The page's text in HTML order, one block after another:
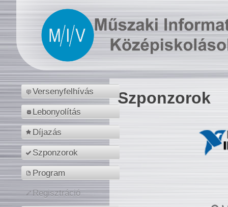
Versenyfelhívás
Lebonyolítás
Díjazás
Szponzorok
Program
Regisztráció
Szponzorok